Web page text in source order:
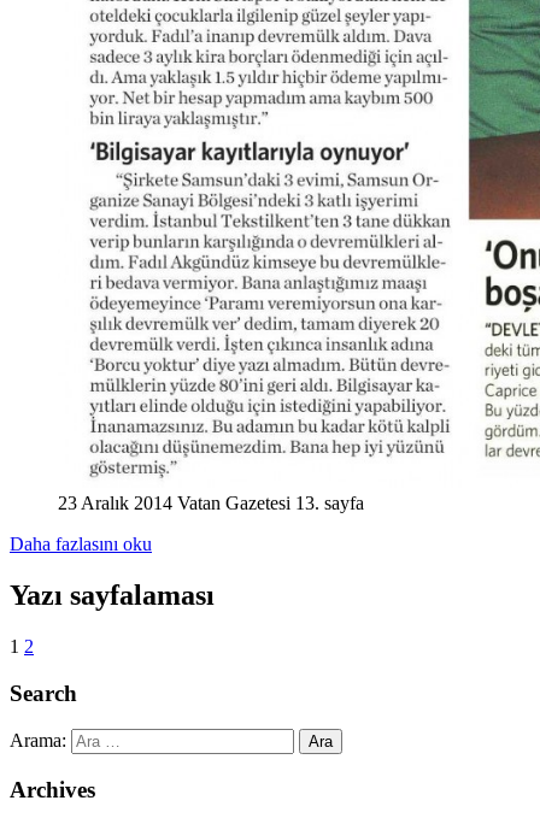
23 Aralık 2014 Vatan Gazetesi 13. sayfa
Daha fazlasını oku
Yazı sayfalaması
1 2
Search
Arama:
Archives